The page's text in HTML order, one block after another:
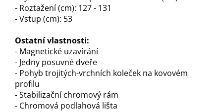
- Roztažení (cm): 127 - 131
- Vstup (cm): 53
Ostatní vlastnosti:
- Magnetické uzavírání
- Jedny posuvné dveře
- Pohyb trojitých-vrchních koleček na kovovém
profilu
- Stabilizační chromový rám
- Chromová podlahová lišta